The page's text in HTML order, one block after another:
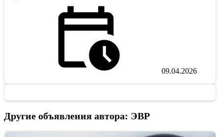
09.04.2026
Другие объявления автора: ЭВР